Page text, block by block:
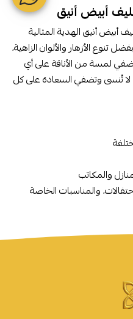
أبيض أنيق
أبيض أنيق الهدية المثالية
الأزهار والألوان الزاهية،
لمسة من الأناقة على أي
لا تُنسى وتضفي السعادة على كل
والمكاتب
والمناسبات الخاصة